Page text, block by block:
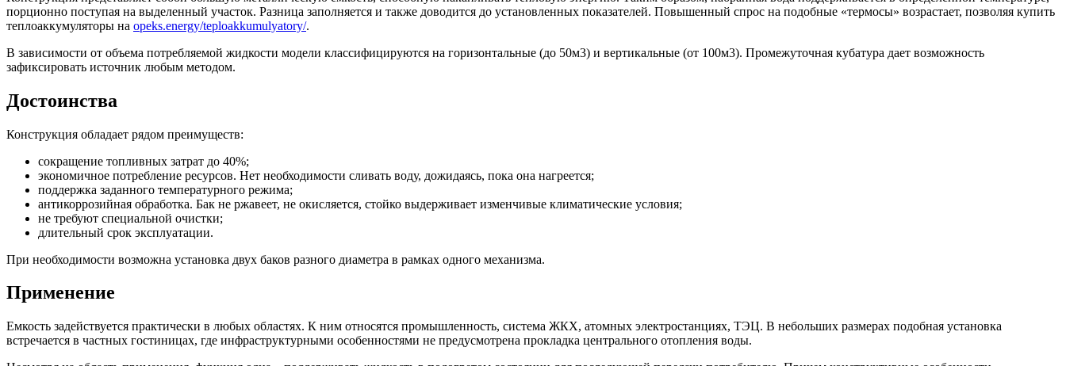
порционно поступая на выделенный участок. Разница заполняется и также доводится до установленных показателей. Повышенный спрос на подобные «термосы» возрастает, позволяя купить
теплоаккумуляторы на opeks.energy/teploakkumulyatory/.
В зависимости от объема потребляемой жидкости модели классифицируются на горизонтальные (до 50м3) и вертикальные (от 100м3). Промежуточная кубатура дает возможность
зафиксировать источник любым методом.
Достоинства
Конструкция обладает рядом преимуществ:
сокращение топливных затрат до 40%;
экономичное потребление ресурсов. Нет необходимости сливать воду, дожидаясь, пока она нагреется;
поддержка заданного температурного режима;
антикоррозийная обработка. Бак не ржавеет, не окисляется, стойко выдерживает изменчивые климатические условия;
не требуют специальной очистки;
длительный срок эксплуатации.
При необходимости возможна установка двух баков разного диаметра в рамках одного механизма.
Применение
Емкость задействуется практически в любых областях. К ним относятся промышленность, система ЖКХ, атомных электростанциях, ТЭЦ. В небольших размерах подобная установка
встречается в частных гостиницах, где инфраструктурными особенностями не предусмотрена прокладка центрального отопления воды.